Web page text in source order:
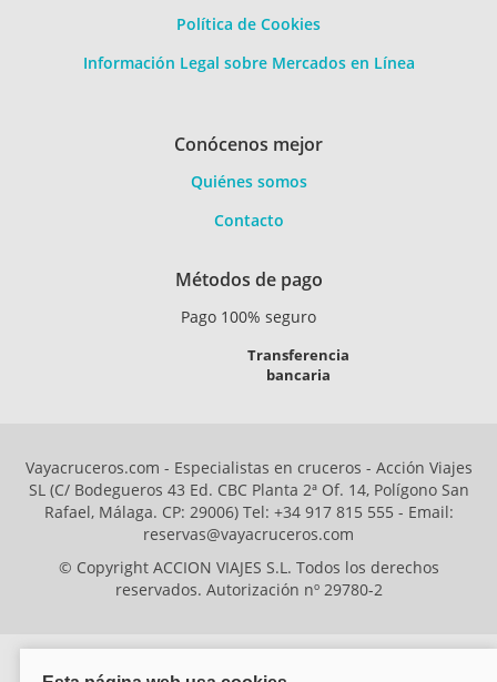
Política de Cookies
Información Legal sobre Mercados en Línea
Conócenos mejor
Quiénes somos
Contacto
Métodos de pago
Pago 100% seguro
Transferencia
bancaria
Vayacruceros.com - Especialistas en cruceros - Acción Viajes
SL (C/ Bodegueros 43 Ed. CBC Planta 2ª Of. 14, Polígono San
Rafael, Málaga. CP: 29006) Tel: +34 917 815 555 - Email:
reservas@vayacruceros.com
© Copyright ACCION VIAJES S.L. Todos los derechos
reservados. Autorización nº 29780-2